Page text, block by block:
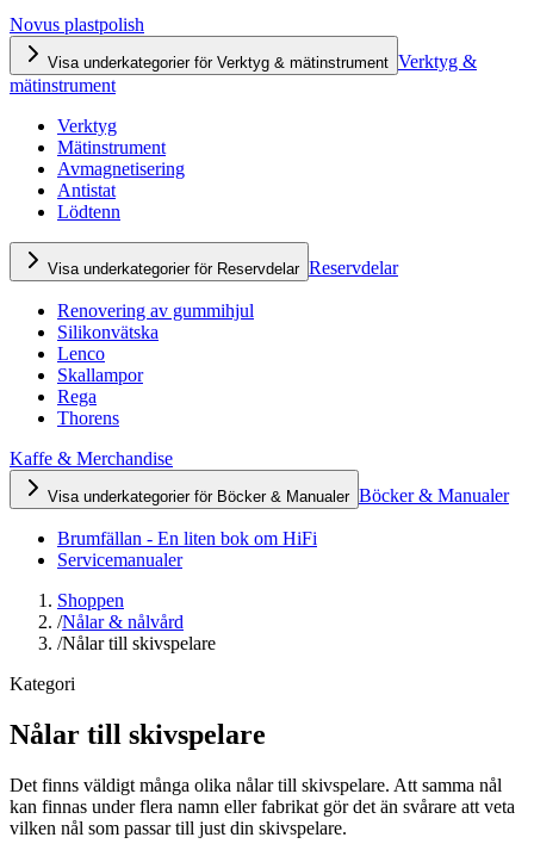
Novus plastpolish
Visa underkategorier för Verktyg & mätinstrument Verktyg &
mätinstrument
Verktyg
Mätinstrument
Avmagnetisering
Antistat
Lödtenn
Visa underkategorier för Reservdelar Reservdelar
Renovering av gummihjul
Silikonvätska
Lenco
Skallampor
Rega
Thorens
Kaffe & Merchandise
Visa underkategorier för Böcker & Manualer Böcker & Manualer
Brumfällan - En liten bok om HiFi
Servicemanualer
Shoppen
/Nålar & nålvård
/Nålar till skivspelare
Kategori
Nålar till skivspelare
Det finns väldigt många olika nålar till skivspelare. Att samma nål
kan finnas under flera namn eller fabrikat gör det än svårare att veta
vilken nål som passar till just din skivspelare.